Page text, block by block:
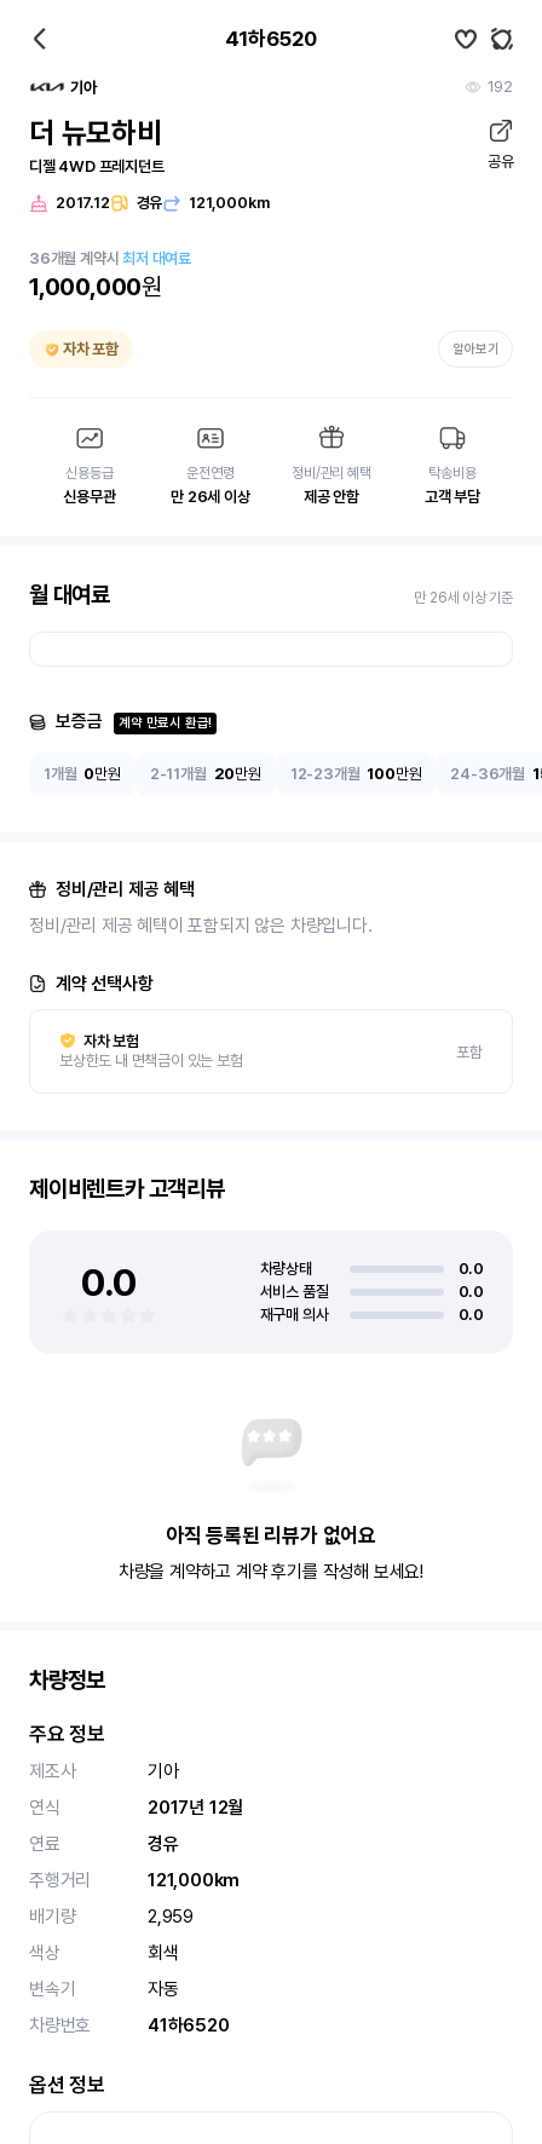
41하6520
기아 192
더 뉴모하비
디젤 4WD 프레지던트 공유
2017.12 경유 121,000km
36개월 계약시최저 대여료
1,000,000원
자차 포함 알아보기
신용등급
신용무관
운전연령
만 26세 이상
정비/관리 혜택
제공 안함
탁송비용
고객 부담
월 대여료 만 26세 이상 기준
보증금 계약 만료시 환급!
1개월 0만원 2-11개월 20만원 12-23개월 100만원 24-36개월
정비/관리 제공 혜택
정비/관리 제공 혜택이 포함되지 않은 차량입니다.
계약 선택사항
자차 보험
보상한도 내 면책금이 있는 보험
포함
제이비렌트카고객리뷰
0.0 차량상태
0.0
서비스 품질
0.0
재구매 의사
0.0
아직 등록된 리뷰가 없어요
차량을 계약하고 계약 후기를 작성해 보세요!
차량정보
주요 정보
제조사
기아
연식
2017년 12월
연료
경유
주행거리
121,000km
배기량
2,959
색상
회색
변속기
자동
차량번호
41하6520
옵션 정보